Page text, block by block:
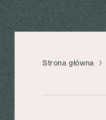
Strona główna